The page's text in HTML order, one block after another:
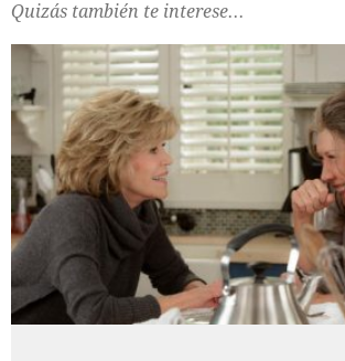
Quizás también te interese...